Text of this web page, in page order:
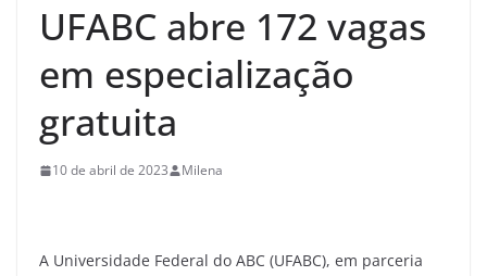
UFABC abre 172 vagas
em especialização
gratuita
10 de abril de 2023 Milena
A Universidade Federal do ABC (UFABC), em parceria